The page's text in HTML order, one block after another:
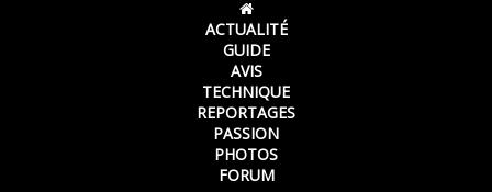
ACTUALITÉ
GUIDE
AVIS
TECHNIQUE
REPORTAGES
PASSION
PHOTOS
FORUM